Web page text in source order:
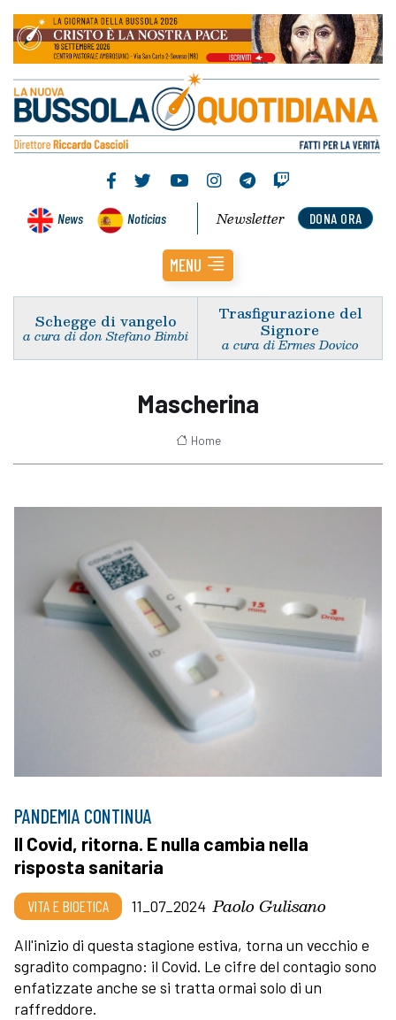
News Noticias DONA ORA
Newsletter
MENU
Schegge di vangelo
a cura di don Stefano Bimbi
Trasfigurazione del
Signore
a cura di Ermes Dovico
Mascherina
Home
PANDEMIA CONTINUA
Il Covid, ritorna. E nulla cambia nella
risposta sanitaria
VITA E BIOETICA 11_07_2024 Paolo Gulisano
All'inizio di questa stagione estiva, torna un vecchio e
sgradito compagno: il Covid. Le cifre del contagio sono
enfatizzate anche se si tratta ormai solo di un
raffreddore.